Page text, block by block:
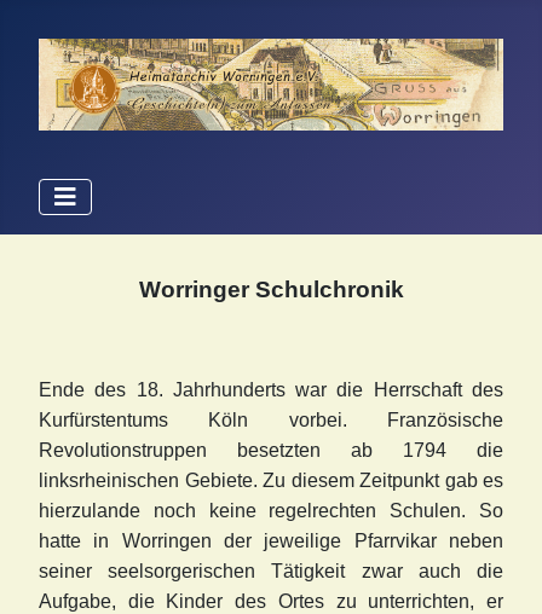
Worringer Schulchronik
Ende des 18. Jahrhunderts war die Herrschaft des
Kurfürstentums Köln vorbei. Französische
Revolutionstruppen besetzten ab 1794 die
linksrheinischen Gebiete. Zu diesem Zeitpunkt gab es
hierzulande noch keine regelrechten Schulen. So
hatte in Worringen der jeweilige Pfarrvikar neben
seiner seelsorgerischen Tätigkeit zwar auch die
Aufgabe, die Kinder des Ortes zu unterrichten, er